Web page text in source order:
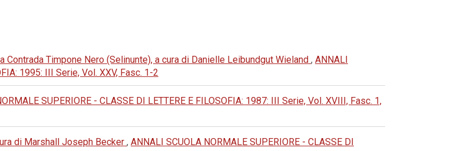
Timpone Nero (Selinunte), a cura di Danielle Leibundgut Wieland , ANNALI
1995: III Serie, Vol. XXV, Fasc. 1-2
SUPERIORE - CLASSE DI LETTERE E FILOSOFIA: 1987: III Serie, Vol. XVIII, Fasc. 1,
di Marshall Joseph Becker , ANNALI SCUOLA NORMALE SUPERIORE - CLASSE DI